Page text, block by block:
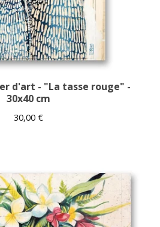
d'art - "La tasse rouge" -
30x40 cm
30,00 €